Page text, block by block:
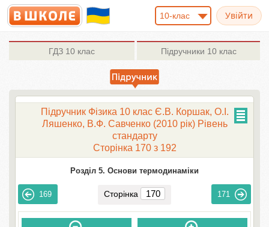
10-клас
ГДЗ 10 клас Підручники 10 клас
Підручник Фізика 10 клас Є.В. Коршак, О.І.
Ляшенко, В.Ф. Савченко (2010 рік) Рівень
стандарту
Сторінка 170 з 192
Розділ 5. Основи термодинаміки
169 Сторінка 171